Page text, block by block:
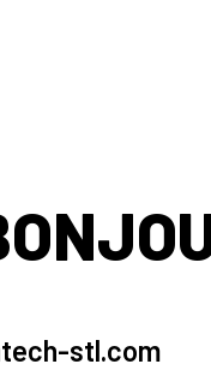
stl.com